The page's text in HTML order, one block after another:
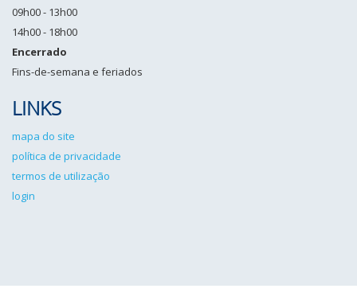
09h00 - 13h00
14h00 - 18h00
Encerrado
Fins-de-semana e feriados
LINKS
mapa do site
política de privacidade
termos de utilização
login